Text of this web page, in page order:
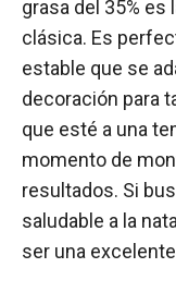
grasa del 35% es
clásica. Es
estable que se
decoración para
que esté a una
momento de
resultados. Si
saludable a la
ser una